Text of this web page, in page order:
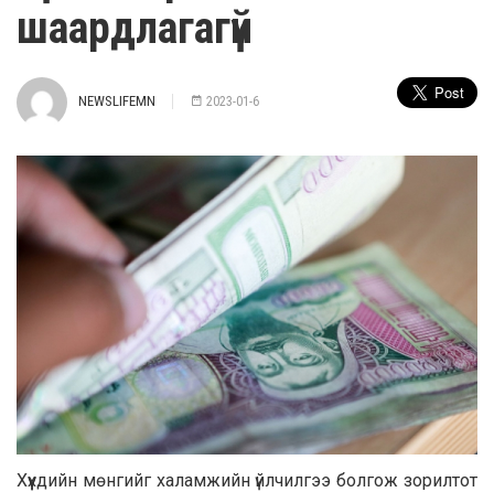
шаардлагагүй
NEWSLIFEMN 2023-01-6
Хүүхдийн мөнгийг халамжийн үйлчилгээ болгож зорилтот